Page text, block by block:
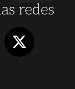
redes